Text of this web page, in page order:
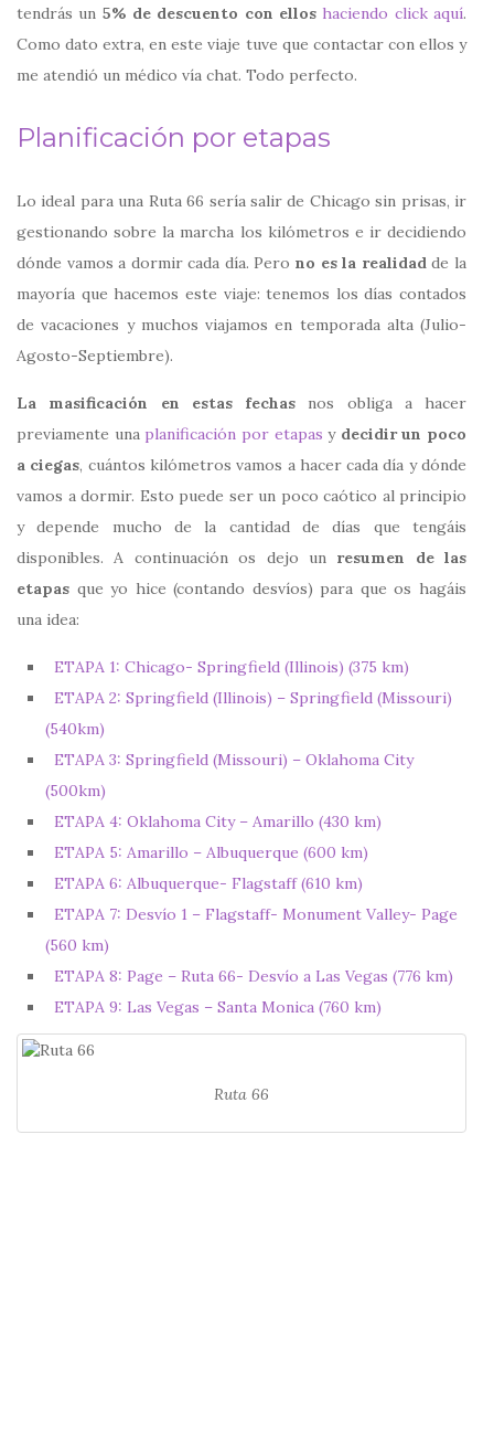
tendrás un 5% de descuento con ellos haciendo click aquí.
Como dato extra, en este viaje tuve que contactar con ellos y
me atendió un médico vía chat. Todo perfecto.
Planificación por etapas
Lo ideal para una Ruta 66 sería salir de Chicago sin prisas, ir
gestionando sobre la marcha los kilómetros e ir decidiendo
dónde vamos a dormir cada día. Pero no es la realidad de la
mayoría que hacemos este viaje: tenemos los días contados
de vacaciones y muchos viajamos en temporada alta (Julio-
Agosto-Septiembre).
La masificación en estas fechas nos obliga a hacer
previamente una planificación por etapas y decidir un poco
a ciegas, cuántos kilómetros vamos a hacer cada día y dónde
vamos a dormir. Esto puede ser un poco caótico al principio
y depende mucho de la cantidad de días que tengáis
disponibles. A continuación os dejo un resumen de las
etapas que yo hice (contando desvíos) para que os hagáis
una idea:
ETAPA 1: Chicago- Springfield (Illinois) (375 km)
ETAPA 2: Springfield (Illinois) – Springfield (Missouri)
(540km)
ETAPA 3: Springfield (Missouri) – Oklahoma City
(500km)
ETAPA 4: Oklahoma City – Amarillo (430 km)
ETAPA 5: Amarillo – Albuquerque (600 km)
ETAPA 6: Albuquerque- Flagstaff (610 km)
ETAPA 7: Desvío 1 – Flagstaff- Monument Valley- Page
(560 km)
ETAPA 8: Page – Ruta 66- Desvío a Las Vegas (776 km)
ETAPA 9: Las Vegas – Santa Monica (760 km)
Ruta 66